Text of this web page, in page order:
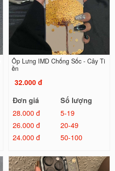
Ốp Lưng IMD Chống Sốc - Cây Ti
ền
32.000 đ
Đơn giá
Số lượng
28.000 đ
5-19
26.000 đ
20-49
24.000 đ
50-100